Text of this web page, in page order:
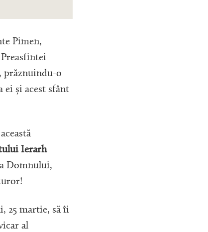
Pimen,
prăznuindu-o
ei și acest sfânt
Ierarh
Domnului,
25 martie, să îi
al